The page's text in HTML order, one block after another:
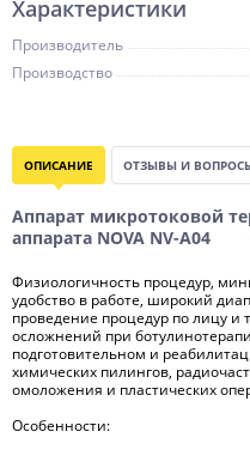
Характеристики
Производитель
Производство
ОПИСАНИЕ ОТЗЫВЫ И
Аппарат микротоковой
аппарата NOVA NV-A04
Физиологичность процедур,
удобство в работе, широкий
проведение процедур по лицу и
осложнений при
подготовительном и
химических пилингов,
омоложения и пластических
Особенности: